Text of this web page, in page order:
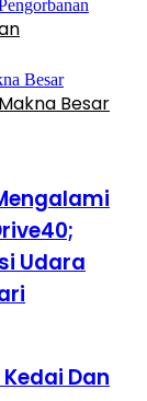
Besar
Udara
Dan